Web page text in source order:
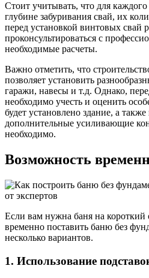
Стоит учитывать, что для
глубине забуривания свай, их
перед установкой винтовых свай
проконсультироваться с
необходимые расчеты.
Важно отметить, что
позволяет установить
гаражи, навесы и т.д. Однако,
необходимо учесть и оценить
будет установлено здание, а
дополнительные усиливающие
необходимо.
Возможность
Если вам нужна баня на короткий
временно поставить баню без
несколько вариантов.
1. Использование